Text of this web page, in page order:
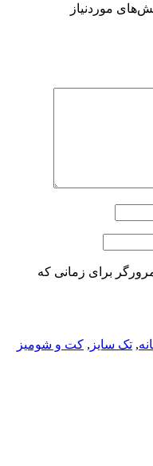
موردنیاز
برای زمانی که
, تک سایز , کت و شومیز